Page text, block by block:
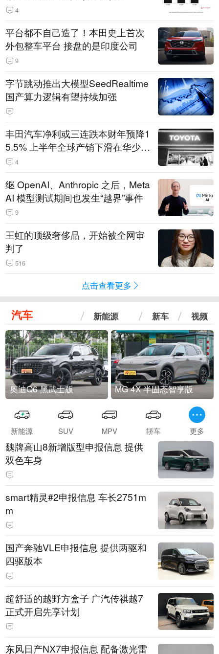
4
平台都不自己造了！本田史上首次
外包整车平台 接盘的是印度公司
9
字节跳动推出大模型SeedRealtime
国产算力逻辑有望持续加强
丰田汽车净利或三连跌本财年预降1
5.5% 上半年全球产销下滑在华少卖
14.3万辆
4
继 OpenAI、Anthropic 之后，Meta
AI 模型测试期间也发生“越界”事件
9
王虹的顶级奢侈品，开始被全网审
判了
516
点击查看更多
汽车 新能源 新车 视频
奥迪Q6 黑武士版 MG 4X 半固态智享版
新能源 SUV MPV 轿车 更多
魏牌高山8新增版型申报信息 提供
双色车身
smart精灵#2申报信息 车长2751m
m
国产奔驰VLE申报信息 提供两驱和
四驱版本
超舒适的越野方盒子 广汽传祺越7
正式开启先享计划
东风日产NX7申报信息 配备激光雷